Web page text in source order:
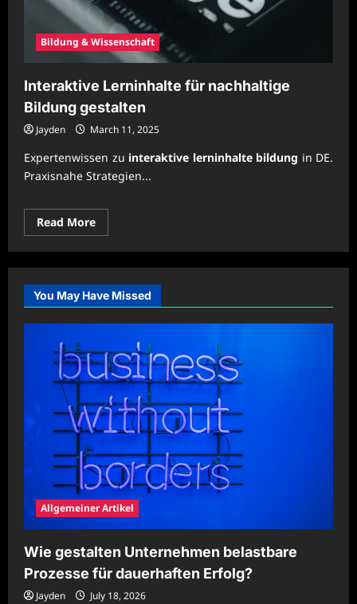
Bildung & Wissenschaft
Interaktive Lerninhalte für nachhaltige
Bildung gestalten
Jayden March 11, 2025
Expertenwissen zu interaktive lerninhalte bildung in DE.
Praxisnahe Strategien...
Read MoreRead
more
Interaktive
Lerninhalte
nachhaltige
Bildung
gestalten
You May Have Missed
Allgemeiner Artikel
Wie gestalten Unternehmen belastbare
Prozesse für dauerhaften Erfolg?
Jayden July 18, 2026